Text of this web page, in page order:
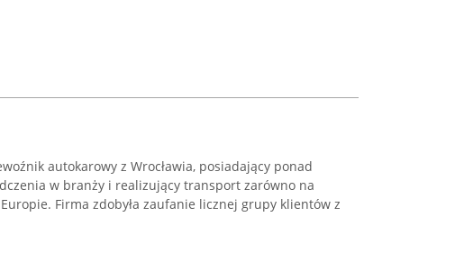
autokarowy z Wrocławia, posiadający ponad
w branży i realizujący transport zarówno na
Firma zdobyła zaufanie licznej grupy klientów z